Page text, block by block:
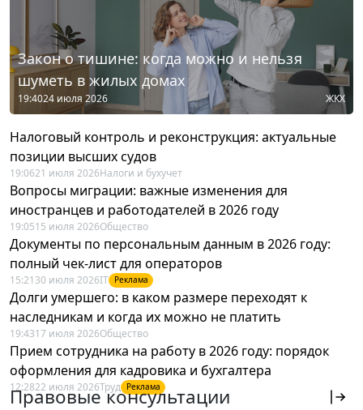
Закон о тишине: когда можно и нельзя
шуметь в жилых домах
19:4024 июля 2026 ЖКХ
Налоговый контроль и реконструкция: актуальные
позиции высших судов
19:0621 июля 2026Налоги и бухучет
Вопросы миграции: важные изменения для
иностранцев и работодателей в 2026 году
19:0515 июля 2026Общество
Документы по персональным данным в 2026 году:
полный чек-лист для операторов
15:21 30 июля 2026IT Реклама
Долги умершего: в каком размере переходят к
наследникам и когда их можно не платить
19:4317 июля 2026Общество
Прием сотрудника на работу в 2026 году: порядок
оформления для кадровика и бухгалтера
12:2822 июля 2026Труд Реклама
Правовые консультации